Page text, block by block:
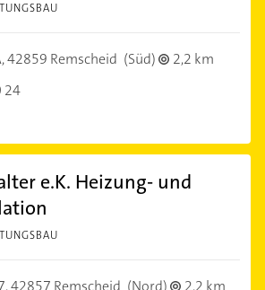
42859 Remscheid (Süd)
2,2 km
24
e.K. Heizung- und
42857 Remscheid (Nord)
2,2 km